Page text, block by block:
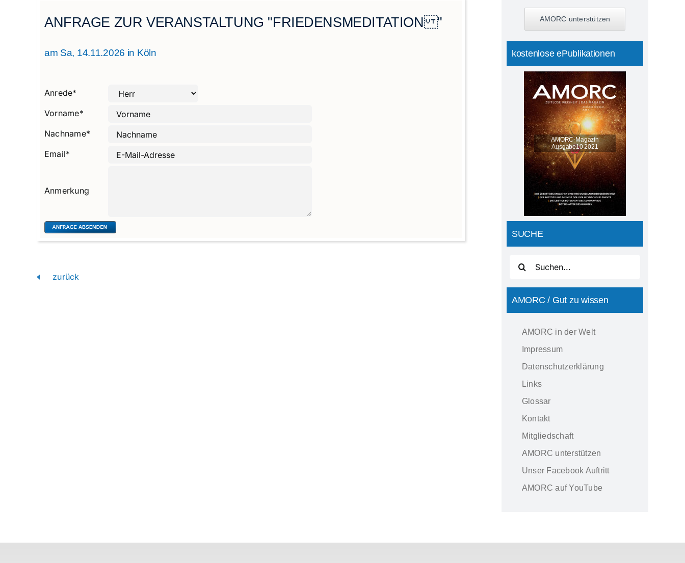
ANFRAGE ZUR VERANSTALTUNG "FRIEDENSMEDITATION "
am Sa, 14.11.2026 in Köln
Anrede*
Vorname*
Nachname*
Email*
Anmerkung
zurück
AMORC unterstützen
kostenlose ePublikationen
AMORC-Magazin
Ausgabe10 2021
SUCHE
nach:
AMORC / Gut zu wissen
AMORC in der Welt
Impressum
Datenschutzerklärung
Links
Glossar
Kontakt
Mitgliedschaft
AMORC unterstützen
Unser Facebook Auftritt
AMORC auf YouTube